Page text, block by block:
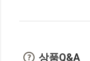
상품Q&A